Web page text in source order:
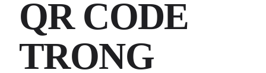
QR CODE
TRONG